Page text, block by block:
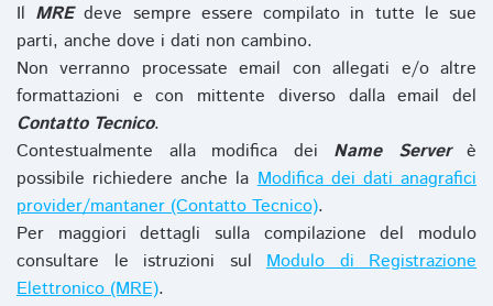
Il MREdeve sempre essere compilato in tutte le sue
parti, anche dove i dati non cambino.
Non verranno processate email con allegati e/o altre
formattazioni e con mittente diverso dalla email del
Contatto Tecnico.
Contestualmente alla modifica dei Name Serverè
possibile richiedere anche laModifica dei dati anagrafici
provider/mantaner (Contatto Tecnico).
Per maggiori dettagli sulla compilazione del modulo
consultare le istruzioni sul Modulo di Registrazione
Elettronico (MRE).